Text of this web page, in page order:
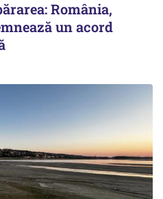
România,
un acord